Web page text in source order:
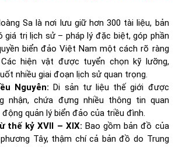
Sa là nơi lưu giữ hơn 300 tài liệu, bản
giá trị lịch sử – pháp lý đặc biệt, góp phần
biển đảo Việt Nam một cách rõ ràng
hiện vật được tuyển chọn kỹ lưỡng,
nhiều giai đoạn lịch sử quan trọng.
Nguyễn:Di sản tư liệu thế giới được
nhận, chứa đựng nhiều thông tin quan
quản lý biển đảo của triều đình.
thế kỷ XVII – XIX: Bao gồm bản đồ của
Tây, thậm chí cả bản đồ do Trung